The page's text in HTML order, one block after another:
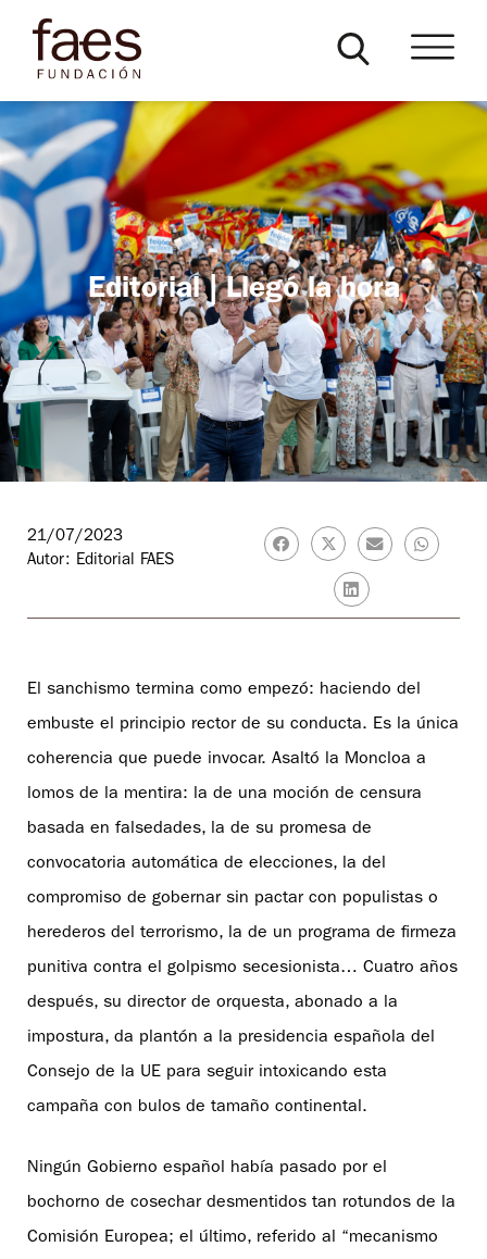
Editorial | Llegó la hora
21/07/2023
Autor: Editorial FAES
El sanchismo termina como empezó: haciendo del
embuste el principio rector de su conducta. Es la única
coherencia que puede invocar. Asaltó la Moncloa a
lomos de la mentira: la de una moción de censura
basada en falsedades, la de su promesa de
convocatoria automática de elecciones, la del
compromiso de gobernar sin pactar con populistas o
herederos del terrorismo, la de un programa de firmeza
punitiva contra el golpismo secesionista… Cuatro años
después, su director de orquesta, abonado a la
impostura, da plantón a la presidencia española del
Consejo de la UE para seguir intoxicando esta
campaña con bulos de tamaño continental.
Ningún Gobierno español había pasado por el
bochorno de cosechar desmentidos tan rotundos de la
Comisión Europea; el último, referido al “mecanismo